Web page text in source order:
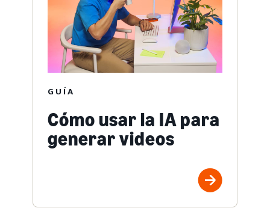
GUÍA
Cómo usar la IA para
generar videos